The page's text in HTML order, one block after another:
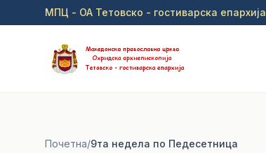
Прејди на главна содржина
МПЦ - ОА Тетовско - гостиварска епархија
Почетна/9та недела по Педесетница